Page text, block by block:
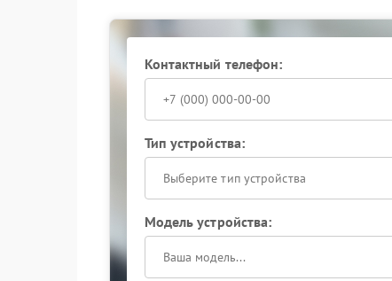
Контактный телефон:
Тип устройства:
Выберите тип устройства
Модель устройства: